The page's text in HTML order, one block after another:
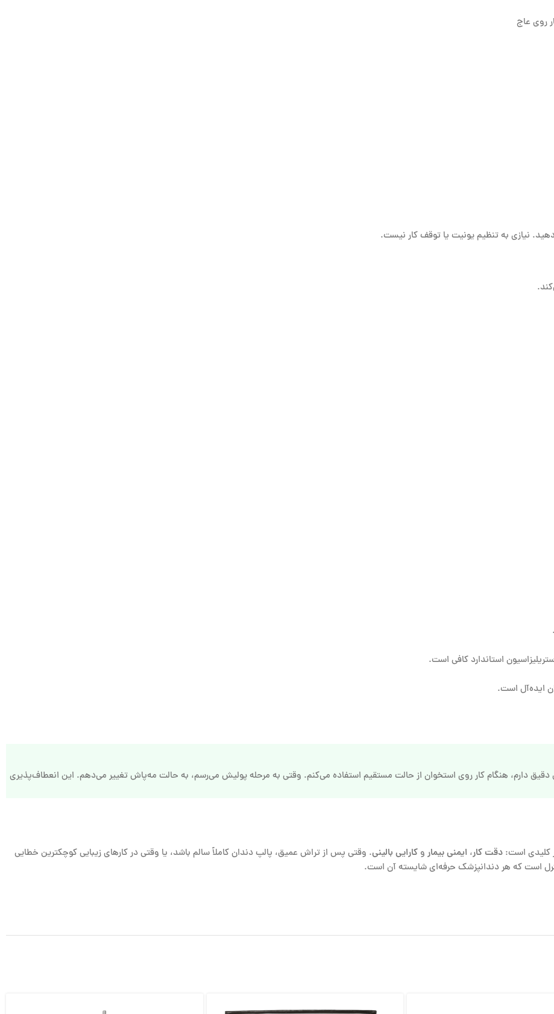
روی عاج
نیازی به تنظیم یونیت یا توقف کار نیست.
استاندارد کافی است.
ایده‌آل است.
دقیق دارم، هنگام کار روی استخوان از حالت مستقیم استفاده می‌کنم. وقتی به مرحله پولیش می‌رسم، به حالت مه‌پاش تغییر می‌دهم. این انعطاف‌پذیری
کلیدی است: دقت کار، ایمنی بیمار و کارایی بالینی. وقتی پس از تراش عمیق، پالپ دندان کاملاً سالم باشد، یا وقتی در کارهای زیبایی کوچکترین خطایی
است که هر دندانپزشک حرفه‌ای شایسته آن است.